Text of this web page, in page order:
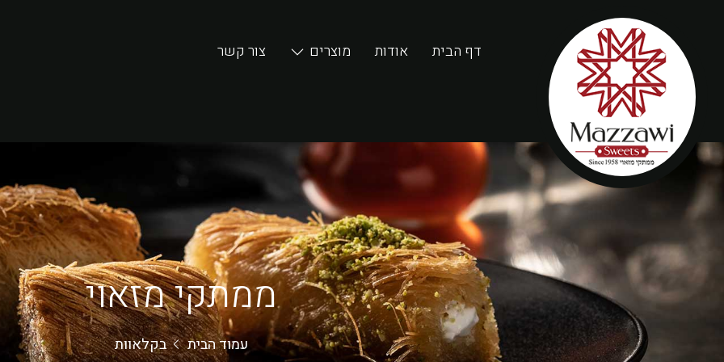
דף הבית אודות מוצרים צור קשר
ממתקי מזאוי
עמוד הבית בקלאוות